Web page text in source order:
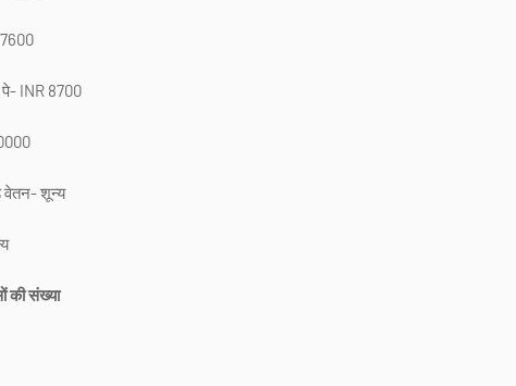
INR 8700
शून्य
की संख्या